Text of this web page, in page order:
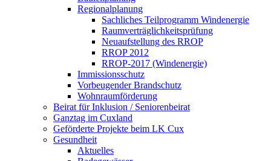
Regionalplanung
Sachliches Teilprogramm Windenergie
Raumverträglichkeitsprüfung
Neuaufstellung des RROP
RROP 2012
RROP-2017 (Windenergie)
Immissionsschutz
Vorbeugender Brandschutz
Wohnraumförderung
Beirat für Inklusion / Seniorenbeirat
Ganztag im Cuxland
Geförderte Projekte beim LK Cux
Gesundheit
Aktuelles